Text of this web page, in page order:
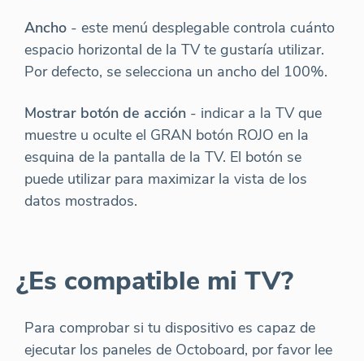
Ancho - este menú desplegable controla cuánto
espacio horizontal de la TV te gustaría utilizar.
Por defecto, se selecciona un ancho del 100%.
Mostrar botón de acción - indicar a la TV que
muestre u oculte el GRAN botón ROJO en la
esquina de la pantalla de la TV. El botón se
puede utilizar para maximizar la vista de los
datos mostrados.
¿Es compatible mi TV?
Para comprobar si tu dispositivo es capaz de
ejecutar los paneles de Octoboard, por favor lee